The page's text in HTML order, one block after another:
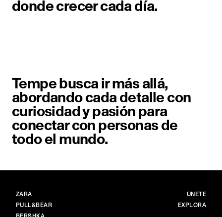
donde crecer cada día.
Tempe busca ir más allá,
abordando cada detalle con
curiosidad y pasión para
conectar con personas de
todo el mundo.
MARCAS
ZARA
PULL&BEAR
PRINCIPAL
ÚNETE
EXPLORA